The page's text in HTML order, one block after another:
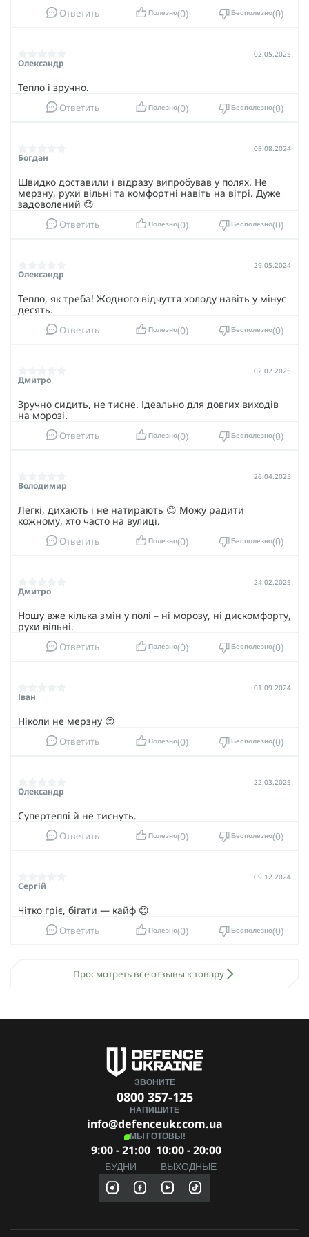
Ответить Полезно 0 Бесполезно 0
Олександр
02.05.2025
Тепло і зручно.
Ответить Полезно 0 Бесполезно 0
Богдан
08.08.2024
Швидко доставили і відразу випробував у полях. Не
мерзну, рухи вільні та комфортні навіть на вітрі. Дуже
задоволений 😊
Ответить Полезно 0 Бесполезно 0
Олександр
29.05.2024
Тепло, як треба! Жодного відчуття холоду навіть у мінус
десять.
Ответить Полезно 0 Бесполезно 0
Дмитро
02.02.2025
Зручно сидить, не тисне. Ідеально для довгих виходів
на морозі.
Ответить Полезно 0 Бесполезно 0
Володимир
26.04.2025
Легкі, дихають і не натирають 😊 Можу радити
кожному, хто часто на вулиці.
Ответить Полезно 0 Бесполезно 0
Дмитро
24.02.2025
Ношу вже кілька змін у полі – ні морозу, ні дискомфорту,
рухи вільні.
Ответить Полезно 0 Бесполезно 0
Іван
01.09.2024
Ніколи не мерзну 😊
Ответить Полезно 0 Бесполезно 0
Олександр
22.03.2025
Супертеплі й не тиснуть.
Ответить Полезно 0 Бесполезно 0
Сергій
09.12.2024
Чітко гріє, бігати — кайф 😊
Ответить Полезно 0 Бесполезно 0
Просмотреть все отзывы к товару
ЗВОНИТЕ
0800 357-125
НАПИШИТЕ
info@defenceukr.com.ua
МЫ ГОТОВЫ!
9:00 - 21:00
БУДНИ
10:00 - 20:00
ВЫХОДНЫЕ